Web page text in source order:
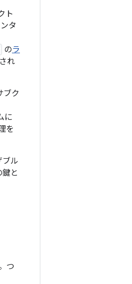
ト
タ
のラ
れ
ブク
に
を
ブル
と
つ